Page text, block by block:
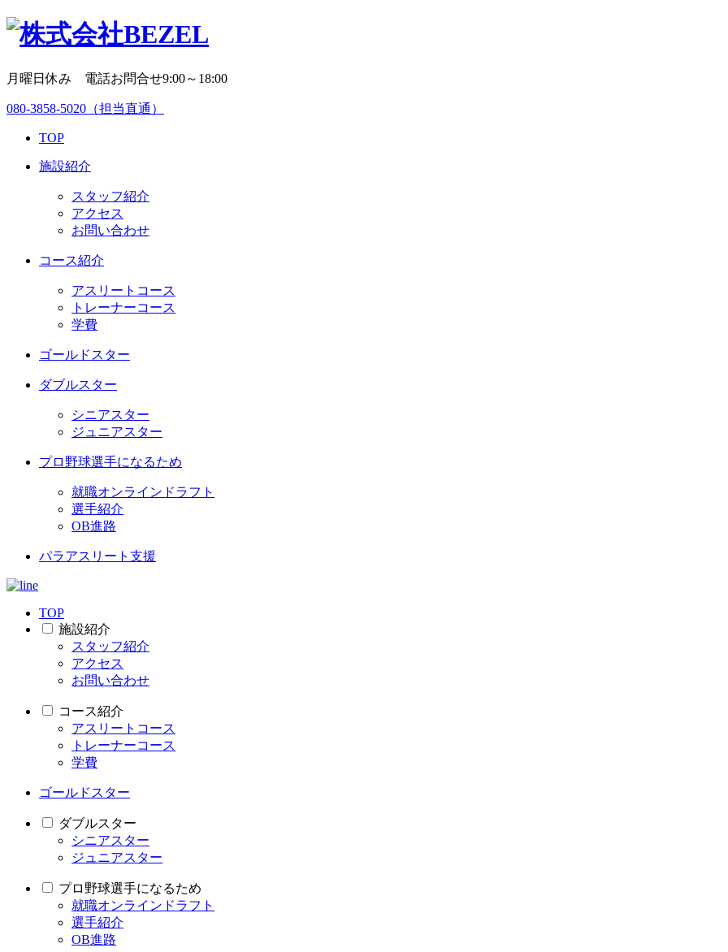
月曜日休み 電話お問合せ9:00～18:00
080-3858-5020 （担当直通）
TOP
施設紹介
スタッフ紹介
アクセス
お問い合わせ
コース紹介
アスリートコース
トレーナーコース
学費
ゴールドスター
ダブルスター
シニアスター
ジュニアスター
プロ野球選手になるため
就職オンラインドラフト
選手紹介
OB進路
パラアスリート支援
TOP
施設紹介
スタッフ紹介
アクセス
お問い合わせ
コース紹介
アスリートコース
トレーナーコース
学費
ゴールドスター
ダブルスター
シニアスター
ジュニアスター
プロ野球選手になるため
就職オンラインドラフト
選手紹介
OB進路